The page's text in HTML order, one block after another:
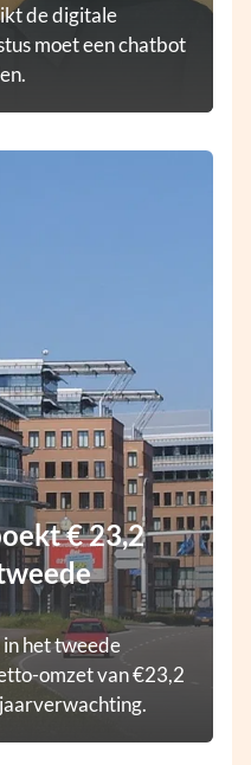
de digitale
moet een chatbot
€ 23,2
het tweede
omzet van €23,2